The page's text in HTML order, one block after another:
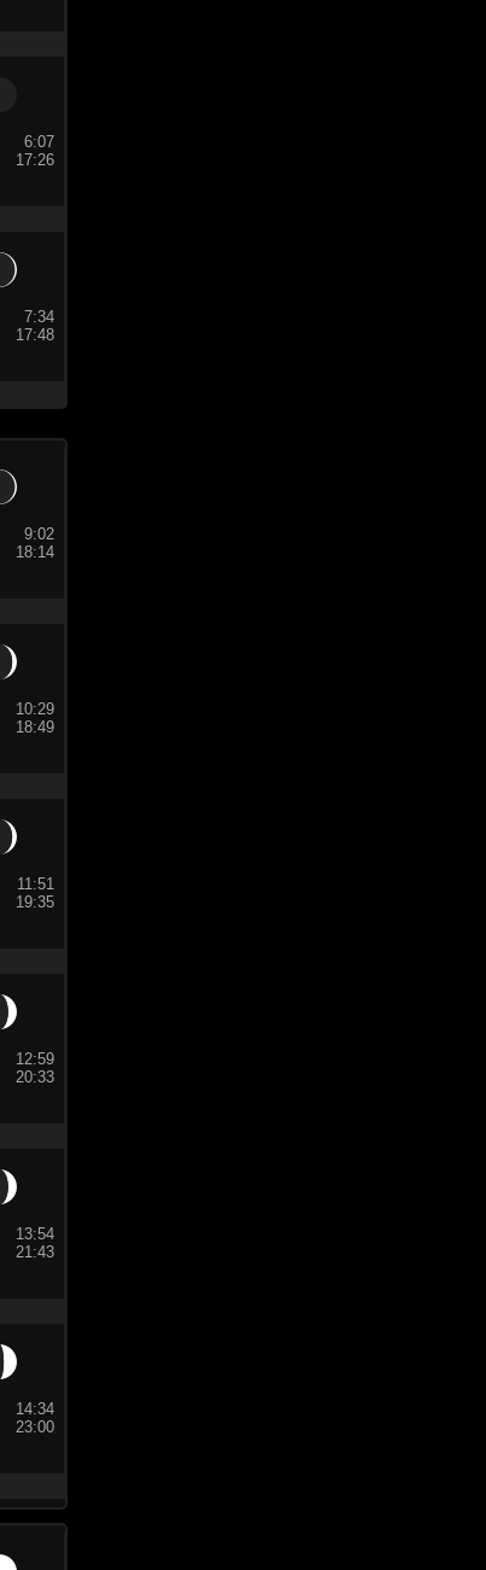
6:07
17:26
7:34
17:48
9:02
18:14
10:29
18:49
11:51
19:35
12:59
20:33
13:54
21:43
14:34
23:00